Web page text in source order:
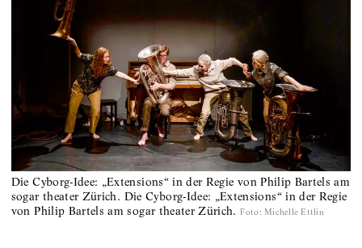
Die Cyborg-Idee: „Extensions“ in der Regie von Philip Bartels am
sogar theater Zürich. Die Cyborg-Idee: „Extensions“ in der Regie
von Philip Bartels am sogar theater Zürich. Foto: Michelle Ettlin